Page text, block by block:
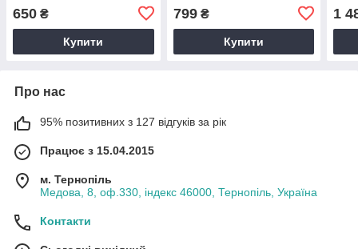
650 ₴
Купити
799₴
Купити
1
Про нас
95% позитивних з 127 відгуків за рік
Працює з 15.04.2015
м. Тернопіль
Медова, 8, оф.330, індекс 46000, Тернопіль, Україна
Контакти